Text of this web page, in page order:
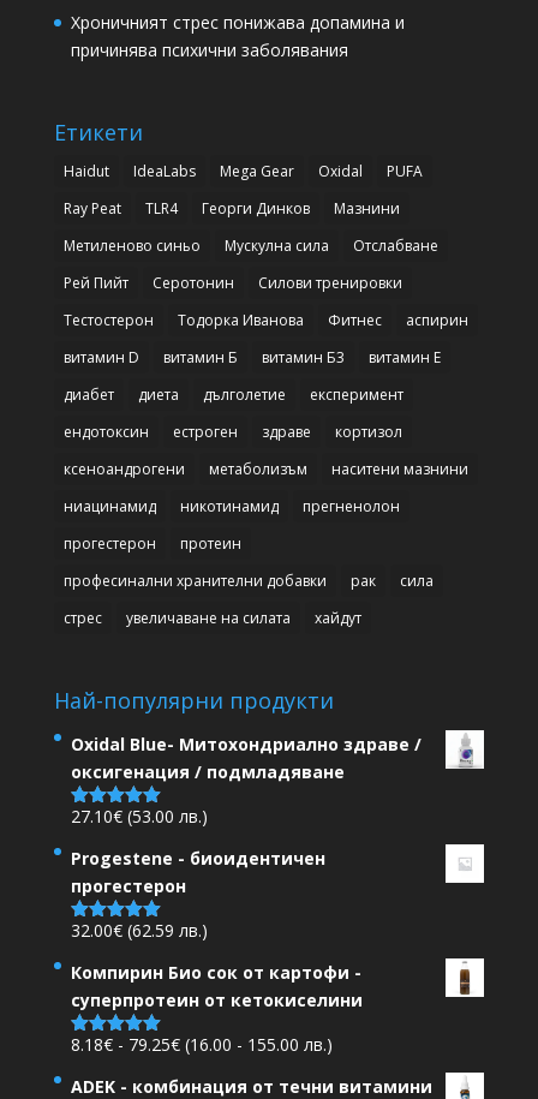
Хроничният стрес понижава допамина и
причинява психични заболявания
Етикети
Haidut IdeaLabs Mega Gear Oxidal
PUFA
Ray Peat
TLR4 Георги Динков
Мазнини
Метиленово синьо
Мускулна сила
Отслабване
Рей Пийт
Серотонин
Силови тренировки
Тестостерон
Тодорка Иванова Фитнес
аспирин
витамин D
витамин Б витамин Б3
витамин Е
диабет
диета дълголетие
експеримент
ендотоксин
естроген здраве
кортизол
ксеноандрогени
метаболизъм
наситени мазнини
ниацинамид
никотинамид
прегненолон
прогестерон
протеин
професинални хранителни добавки
рак
сила
стрес
увеличаване на силата хайдут
Най-популярни продукти
Oxidal Blue- Митохондриално здраве /
оксигенация / подмладяване
Оценено на
27.10€ (53.00 лв.)
Progestene - биоидентичен
прогестерон
Оценено на
32.00€ (62.59 лв.)
Компирин Био сок от картофи -
суперпротеин от кетокиселини
Оценено на
8.18€ - 79.25€Ценови
(16.00 - 155.00 лв.)
ADEK - комбинация от течни витамини